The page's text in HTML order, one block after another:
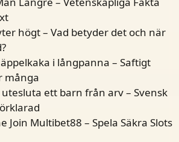
högt – Vad betyder det och när
i långpanna – Saftigt
många
ett barn från arv – Svensk
Join Multibet88 – Spela Säkra Slots